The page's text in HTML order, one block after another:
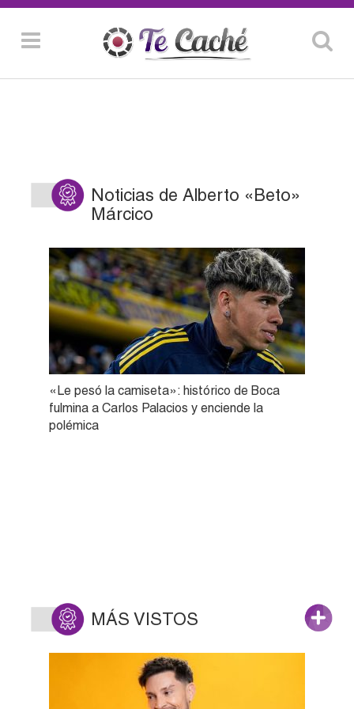
Noticias de Alberto «Beto»
Márcico
«Le pesó la camiseta»: histórico de Boca
fulmina a Carlos Palacios y enciende la
polémica
MÁS VISTOS